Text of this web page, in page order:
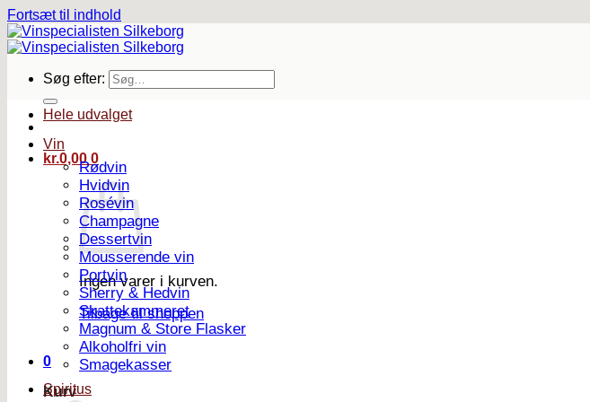
Fortsæt til indhold
Søg efter:
kr.0,00 0
Ingen varer i kurven.
Tilbage til shoppen
0
Kurv
Hele udvalget
Vin
Rødvin
Hvidvin
Rosévin
Champagne
Dessertvin
Mousserende vin
Portvin
Sherry & Hedvin
Skattekammeret
Magnum & Store Flasker
Alkoholfri vin
Smagekasser
Spiritus